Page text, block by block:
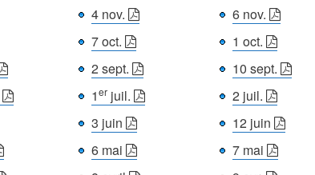
4 nov.
7 oct.
2 sept.
1er juil.
3 juin
6 mai
6 nov.
1 oct.
10 sept.
2 juil.
12 juin
7 mai